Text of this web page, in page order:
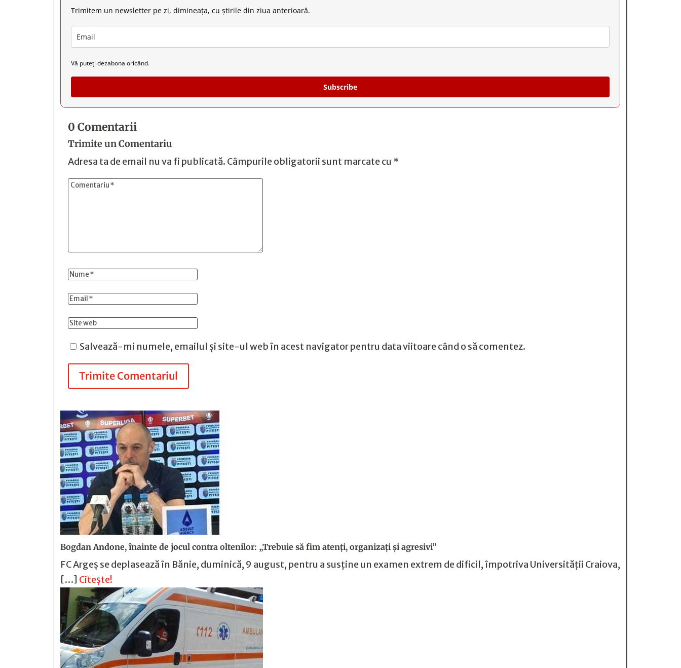
Trimitem un newsletter pe zi, dimineața, cu știrile din ziua anterioară.
Vă puteți dezabona oricând.
Subscribe
0 Comentarii
Trimite un Comentariu
Adresa ta de email nu va fi publicată. Câmpurile obligatorii sunt marcate cu *
Salvează-mi numele, emailul și site-ul web în acest navigator pentru data viitoare când o să comentez.
Trimite Comentariul
Bogdan Andone, înainte de jocul contra oltenilor: „Trebuie să fim atenți, organizați și agresivi”
FC Argeș se deplasează în Bănie, duminică, 9 august, pentru a susține un examen extrem de dificil, împotriva Universității Craiova,
[…] Citește!